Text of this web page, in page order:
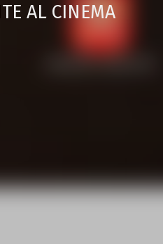
AL CINEMA